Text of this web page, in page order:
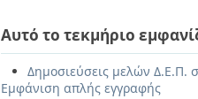
Αυτό το τεκμήριο
Δημοσιεύσεις μελών Δ.Ε.Π.
Εμφάνιση απλής εγγραφής